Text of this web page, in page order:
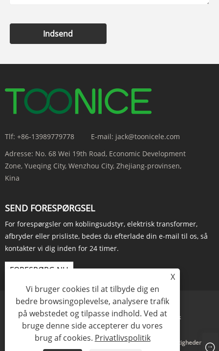
Indsend
Tlf: +86-13989779778 E-mail: jack@toonicele.com
Adresse: No. 68 Wei 19th Road, Economic Development
Zone, Yueqing City, Wenzhou City, Zhejiang-provinsen,
Kina
SEND FORESPØRGSEL
For forespørgsler om koblingsudstyr, elektrisk transformer,
afbryder eller prisliste, bedes du efterlade din e-mail til os, så
kontakter vi dig inden for 24 timer.
FORESPØRG NU
Links Sitemap RSS XML Privatlivspolitik
Copyright © 2024 Wenzhou Naisite Electric Co., Ltd. Alle rettigheder
X
Vi bruger cookies til at tilbyde dig en
bedre browsingoplevelse, analysere trafik
på webstedet og tilpasse indhold. Ved at
bruge denne side accepterer du vores
brug af cookies. Privatlivspolitik